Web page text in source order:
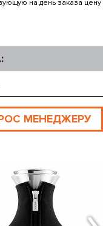
на день заказа цену
МЕНЕДЖЕРУ